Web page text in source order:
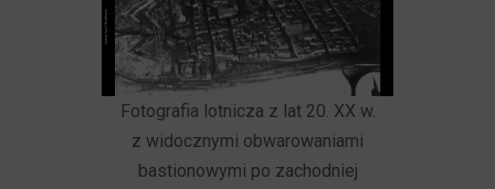
Fotografia lotnicza z lat 20. XX w.
z widocznymi obwarowaniami
bastionowymi po zachodniej